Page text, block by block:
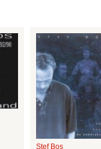
Stef Bos